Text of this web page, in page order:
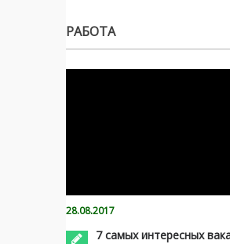
РАБОТА
28.08.2017
7 самых интересных